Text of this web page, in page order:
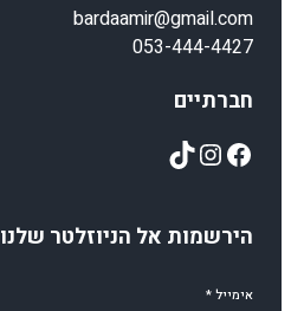
bardaamir@gmail.com
053-444-4427
חברתיים
Facebook
Instagram
TikTok
הירשמות אל הניוזלטר שלנו
אימייל*